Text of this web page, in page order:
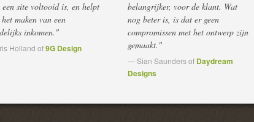
site voltooid is, en helpt
maken van een
inkomen."
Holland of9G Design
belangrijker, voor de klant. Wat
nog beter is, is dat er geen
compromissen met het ontwerp zijn
gemaakt."
— Sian Saunders of Daydream
Designs